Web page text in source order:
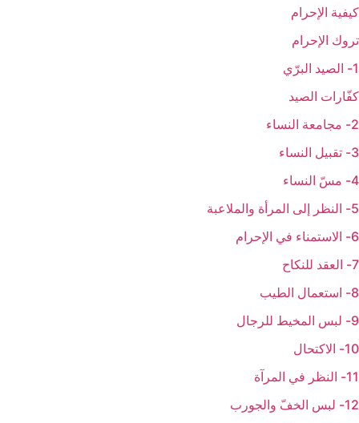
كيفية الإحرام‏
تروك الإحرام‏
1- الصيد البرّي
كفّارات الصيد
2- مجامعة النساء
3- تقبيل النساء
4- مسّ النساء
5- النظر إلى المرأة والملاعبة
6- الاستمناء في الإحرام
7- العقد للنكاح
8- استعمال الطيب
9- لبس المخيط للرجال
10- الاكتحال
11- النظر في المرآة
12- لبس الخفّ والجورب